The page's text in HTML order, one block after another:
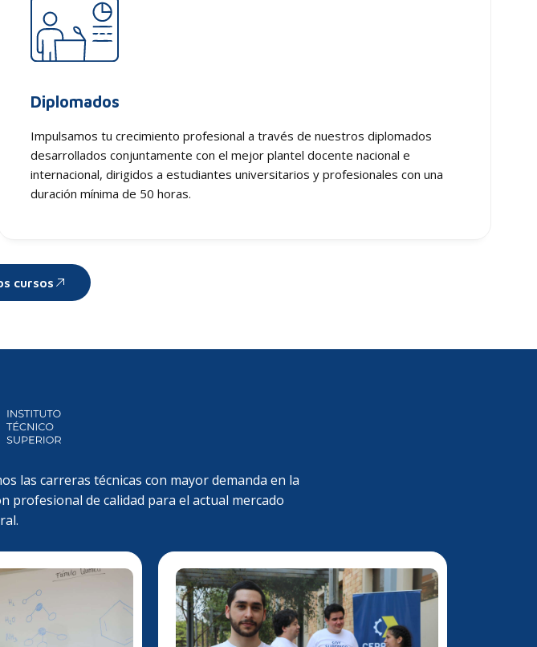
Diplomados
Impulsamos tu crecimiento profesional a través de nuestros diplomados
desarrollados conjuntamente con el mejor plantel docente nacional e
internacional, dirigidos a estudiantes universitarios y profesionales con una
duración mínima de 50 horas.
cursos
las carreras técnicas con mayor demanda en la
de calidad para el actual mercado